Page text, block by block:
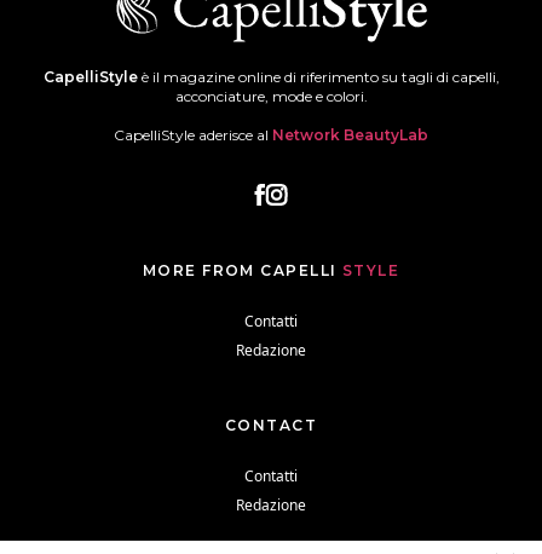
CapelliStyleè il magazine online di riferimento su tagli di capelli,
acconciature, mode e colori.
CapelliStyle aderisce al Network BeautyLab
MORE FROM CAPELLI STYLE
Contatti
Redazione
CONTACT
Contatti
Redazione